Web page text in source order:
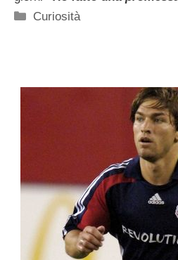
Categorie
Curiosità